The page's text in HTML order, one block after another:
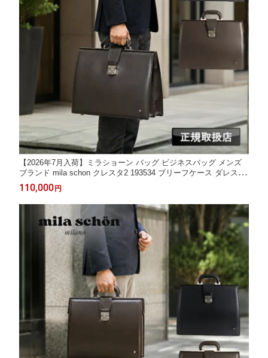
【2026年7月入荷】ミラショーン バッグ ビジネスバッグ メンズ
ブランド mila schon クレスタ2 193534 ブリーフケース ダレスバ
ッグ ドクターバッグ 口枠 A3 B4 A4 通勤 ビジネス 出張 リクルー
ト 営業 フレッシャーズ 牛革 レザー 本革 軽量 日本製 正規品
110,000 円